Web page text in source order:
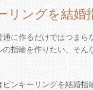
リングを結婚
通に作るだけではつまら
の指輪を作りたい、そん
ピンキーリングを結婚指